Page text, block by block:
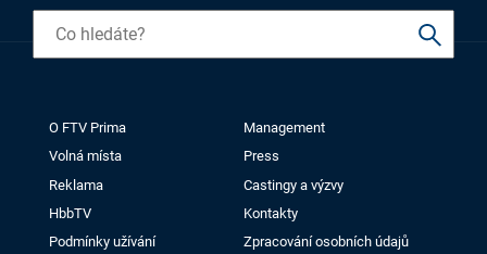
O FTV Prima
Management
Volná místa
Press
Reklama
Castingy a výzvy
HbbTV
Kontakty
Podmínky užívání
Zpracování osobních údajů